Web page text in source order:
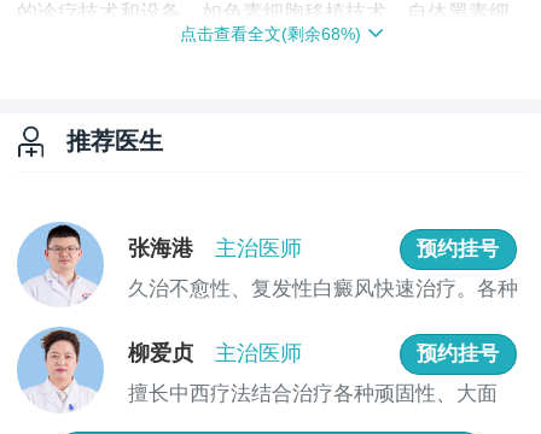
的诊疗技术和设备，如色素细胞移植技术、自体黑素细
胞移植术等，为患者提供个性化的治疗方案，有效改善
的医生具有扎实的专业知识和丰富的临床经验，能够准
确诊断和处理各种类型的白癜风病例。医院还开展了一
系列前沿的白癜风研究项目，为患者提供最新的治疗方
案。
4.潍坊京都白癜风医院：
潍坊京都白癜风医院是山东省内专业的白癜风治疗
点击查看全文(剩余68%)
推荐医生
张海港 主治医师
预约挂号
久治不愈性、复发性白癜风快速治疗。各种
柳爱贞 主治医师
预约挂号
擅长中西疗法结合治疗各种顽固性、大面